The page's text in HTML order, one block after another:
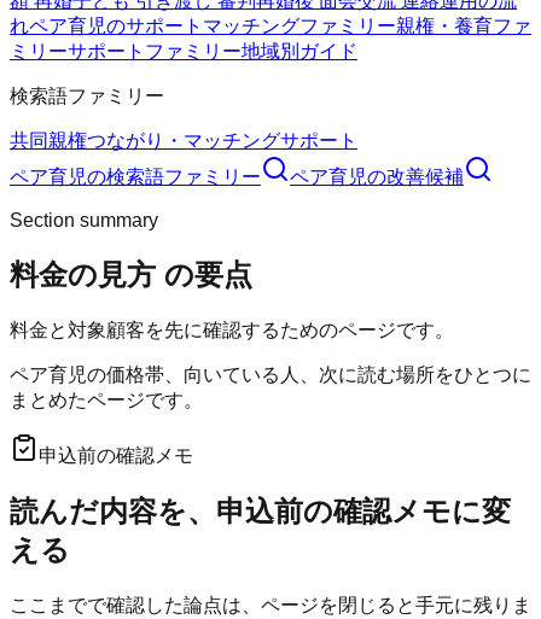
れペア育児のサポート マッチングファミリー親権・養育ファ
ミリーサポートファミリー地域別ガイド
検索語ファミリー
共同親権つながり・マッチングサポート
ペア育児の検索語ファミリー ペア育児の改善候補
Section summary
料金の見方 の要点
料金と対象顧客を先に確認するためのページです。
ペア育児の価格帯、向いている人、次に読む場所をひとつに
まとめたページです。
申込前の確認メモ
読んだ内容を、申込前の確認メモに変
える
ここまでで確認した論点は、ページを閉じると手元に残りま